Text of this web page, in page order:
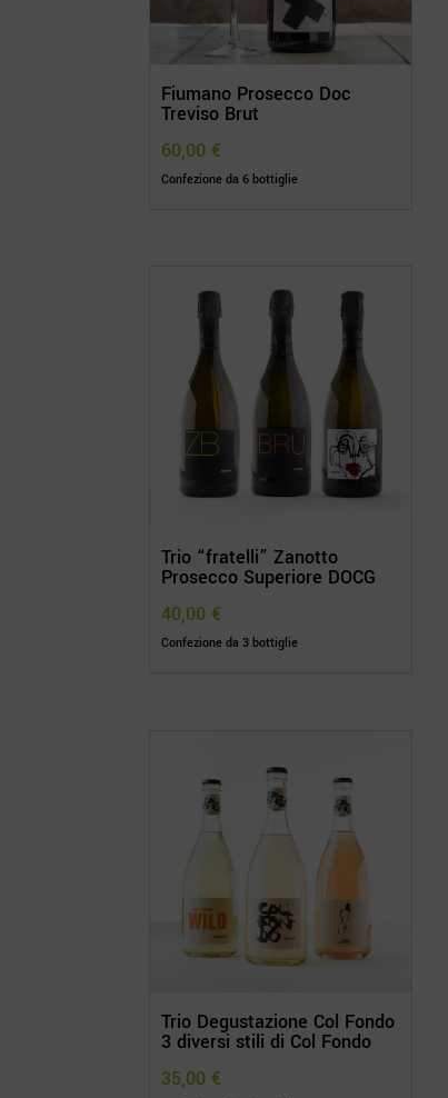
Fiumano Prosecco Doc
Treviso Brut
60,00 €
Confezione da 6 bottiglie
Trio “fratelli” Zanotto
Prosecco Superiore DOCG
40,00 €
Confezione da 3 bottiglie
Trio Degustazione Col Fondo
3 diversi stili di Col Fondo
35,00 €